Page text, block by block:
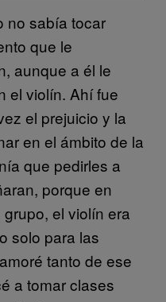
no sabía tocar
que le
aunque a él le
el violín. Ahí fue
el prejuicio y la
en el ámbito de la
que pedirles a
porque en
el violín era
solo para las
tanto de ese
a tomar clases